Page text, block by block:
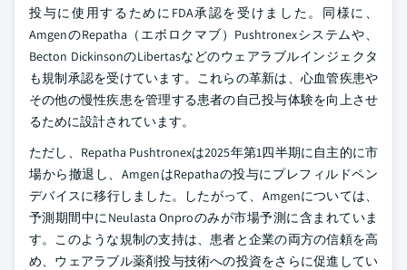
投与に使用するためにFDA承認を受けました。同様に、
AmgenのRepatha（エボロクマブ）Pushtronexシステムや、
Becton DickinsonのLibertasなどのウェアラブルインジェクタ
も規制承認を受けています。これらの革新は、心血管疾患や
その他の慢性疾患を管理する患者の自己投与体験を向上させ
るために設計されています。
ただし、Repatha Pushtronexは2025年第1四半期に自主的に市
場から撤退し、AmgenはRepathaの投与にプレフィルドペン
デバイスに移行しました。したがって、Amgenについては、
予測期間中にNeulasta Onproのみが市場予測に含まれていま
す。このような規制の支持は、患者と企業の両方の信頼を高
め、ウェアラブル薬剤投与技術への投資をさらに促進してい